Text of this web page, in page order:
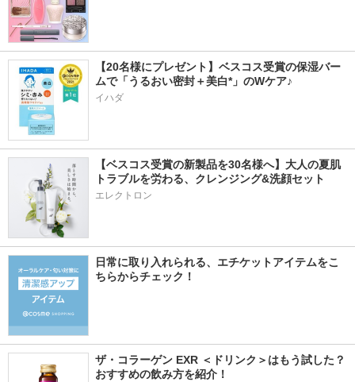
【20名様にプレゼント】ベスコス受賞の保湿バー
ムで「うるおい密封＋美白*」のWケア♪
イハダ
【ベスコス受賞の新製品を30名様へ】大人の夏肌
トラブルを労わる、クレンジング&洗顔セット
エレクトロン
日常に取り入れられる、エチケットアイテムをこ
ちらからチェック！
ザ・コラーゲン EXR ＜ドリンク＞はもう試した？
おすすめの飲み方を紹介！